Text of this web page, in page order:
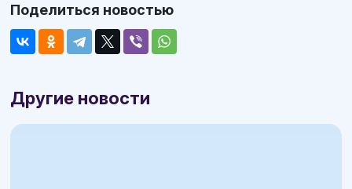
Поделиться новостью
Другие новости